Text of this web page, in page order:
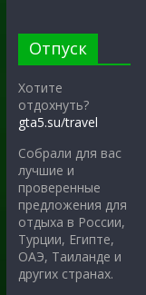
Отпуск
Хотите
отдохнуть?
gta5.su/travel
Собрали для вас
лучшие и
проверенные
предложения для
отдыха в России,
Турции, Египте,
ОАЭ, Таиланде и
других странах.